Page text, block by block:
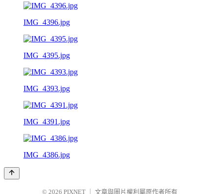
IMG_4396.jpg
IMG_4395.jpg
IMG_4393.jpg
IMG_4391.jpg
IMG_4386.jpg
© 2026 PIXNET 文章與圖片權利屬原作者所有